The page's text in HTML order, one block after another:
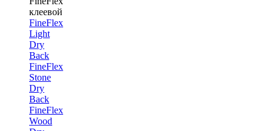
клеевой
FineFlex
Light
Dry
Back
FineFlex
Stone
Dry
Back
FineFlex
Wood